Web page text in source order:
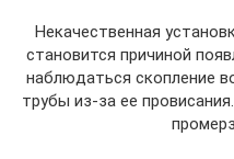
Некачественная
становится причиной
наблюдаться скопление
трубы из-за ее